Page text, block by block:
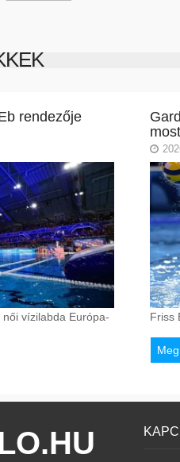
rendezője
vízilabda Európa-
Friss